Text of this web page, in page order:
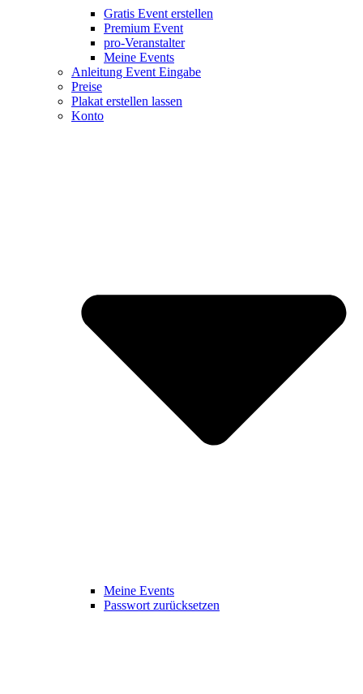
Gratis Event erstellen
Premium Event
pro-Veranstalter
Meine Events
Anleitung Event Eingabe
Preise
Plakat erstellen lassen
Konto
Meine Events
Passwort zurücksetzen